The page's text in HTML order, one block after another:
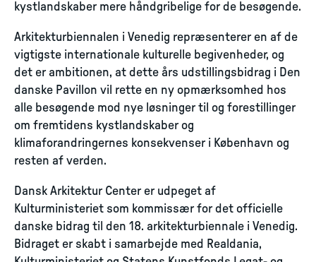
kystlandskaber mere håndgribelige for de besøgende.
Arkitekturbiennalen i Venedig repræsenterer en af de
vigtigste internationale kulturelle begivenheder, og
det er ambitionen, at dette års udstillingsbidrag i Den
danske Pavillon vil rette en ny opmærksomhed hos
alle besøgende mod nye løsninger til og forestillinger
om fremtidens kystlandskaber og
klimaforandringernes konsekvenser i København og
resten af verden.
Dansk Arkitektur Center er udpeget af
Kulturministeriet som kommissær for det officielle
danske bidrag til den 18. arkitekturbiennale i Venedig.
Bidraget er skabt i samarbejde med Realdania,